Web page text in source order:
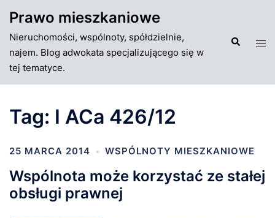
do
treści
Prawo mieszkaniowe
Nieruchomości, wspólnoty, spółdzielnie,
najem. Blog adwokata specjalizującego się w
tej tematyce.
Szukaj
Tag: I ACa 426/12
25 MARCA 2014 WSPÓLNOTY MIESZKANIOWE
Wspólnota może korzystać ze stałej
obsługi prawnej